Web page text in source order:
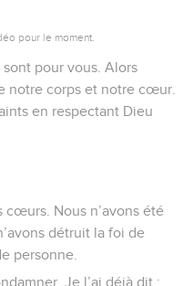
pour le moment.
pour vous. Alors
notre corps et notre cœur.
en respectant Dieu
cœurs. Nous n’avons été
détruit la foi de
personne.
Je l’ai déjà dit :